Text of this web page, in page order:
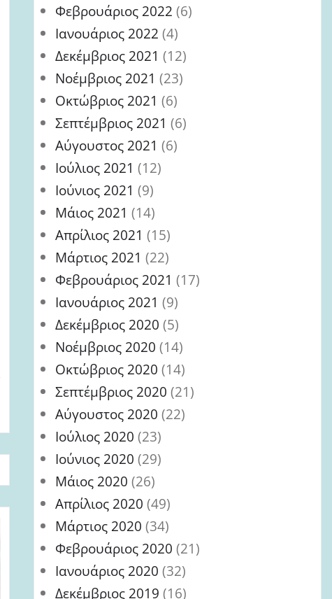
Φεβρουάριος 2022 (6)
Ιανουάριος 2022 (4)
Δεκέμβριος 2021 (12)
Νοέμβριος 2021 (23)
Οκτώβριος 2021 (6)
Σεπτέμβριος 2021 (6)
Αύγουστος 2021 (6)
Ιούλιος 2021 (12)
Ιούνιος 2021 (9)
Μάιος 2021 (14)
Απρίλιος 2021 (15)
Μάρτιος 2021 (22)
Φεβρουάριος 2021 (17)
Ιανουάριος 2021 (9)
Δεκέμβριος 2020 (5)
Νοέμβριος 2020 (14)
Οκτώβριος 2020 (14)
Σεπτέμβριος 2020 (21)
Αύγουστος 2020 (22)
Ιούλιος 2020 (23)
Ιούνιος 2020 (29)
Μάιος 2020 (26)
Απρίλιος 2020 (49)
Μάρτιος 2020 (34)
Φεβρουάριος 2020 (21)
Ιανουάριος 2020 (32)
Δεκέμβριος 2019 (16)